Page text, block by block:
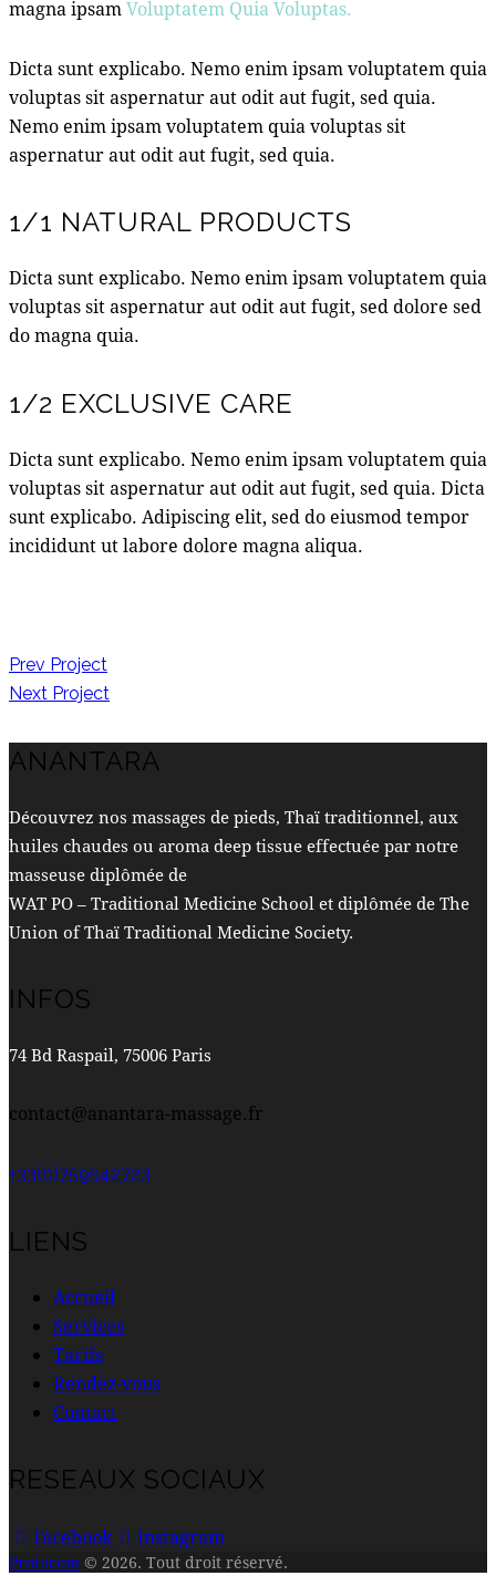
magna ipsam Voluptatem Quia Voluptas.
Dicta sunt explicabo. Nemo enim ipsam voluptatem quia
voluptas sit aspernatur aut odit aut fugit, sed quia.
Nemo enim ipsam voluptatem quia voluptas sit
aspernatur aut odit aut fugit, sed quia.
1/1 NATURAL PRODUCTS
Dicta sunt explicabo. Nemo enim ipsam voluptatem quia
voluptas sit aspernatur aut odit aut fugit, sed dolore sed
do magna quia.
1/2 EXCLUSIVE CARE
Dicta sunt explicabo. Nemo enim ipsam voluptatem quia
voluptas sit aspernatur aut odit aut fugit, sed quia. Dicta
sunt explicabo. Adipiscing elit, sed do eiusmod tempor
incididunt ut labore dolore magna aliqua.
NAVIGATION
DE
L’ARTICLE
Prev Project
Next Project
ANANTARA
Découvrez nos massages de pieds, Thaï traditionnel, aux
huiles chaudes ou aroma deep tissue effectuée par notre
masseuse diplômée de
WAT PO – Traditional Medicine School et diplômée de The
Union of Thaï Traditional Medicine Society.
INFOS
74 Bd Raspail, 75006 Paris
contact@anantara-massage.fr
+33(0)759542723
LIENS
Accueil
Services
Tarifs
Rendez-vous
Contact
RESEAUX SOCIAUX
Facebook Instagram
Protocom © 2026. Tout droit réservé.